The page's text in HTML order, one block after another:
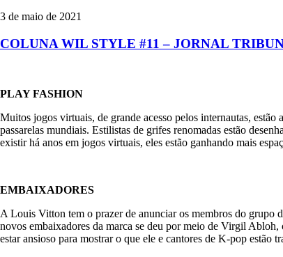
3 de maio de 2021
COLUNA WIL STYLE #11 – JORNAL
PLAY FASHION
Muitos jogos virtuais, de grande acesso pelos internautas,
passarelas mundiais. Estilistas de grifes renomadas estão
existir há anos em jogos virtuais, eles estão ganhando mais
EMBAIXADORES
A Louis Vitton tem o prazer de anunciar os membros do grupo
novos embaixadores da marca se deu por meio de Virgil
estar ansioso para mostrar o que ele e cantores de K-pop estão